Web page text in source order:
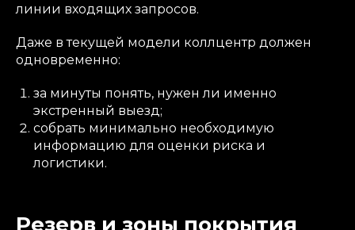
линии входящих запросов.
Даже в текущей модели коллцентр должен
одновременно:
за минуты понять, нужен ли именно
экстренный выезд;
собрать минимально необходимую
информацию для оценки риска и
логистики.
Резерв и зоны покрытия